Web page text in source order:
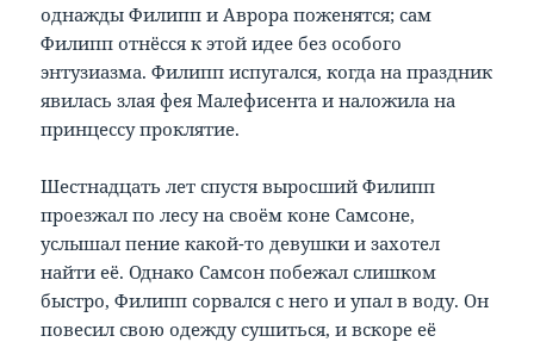
однажды Филипп и Аврора поженятся; сам
Филипп отнёсся к этой идее без особого
энтузиазма. Филипп испугался, когда на праздник
явилась злая фея Малефисента и наложила на
принцессу проклятие.
Шестнадцать лет спустя выросший Филипп
проезжал по лесу на своём коне Самсоне,
услышал пение какой-то девушки и захотел
найти её. Однако Самсон побежал слишком
быстро, Филипп сорвался с него и упал в воду. Он
повесил свою одежду сушиться, и вскоре её